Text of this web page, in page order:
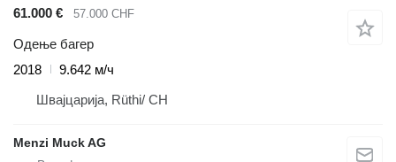
61.000 €
57.000 CHF
Одење багер
2018
9.642 м/ч
Швајцарија, Rüthi/ CH
Menzi Muck AG